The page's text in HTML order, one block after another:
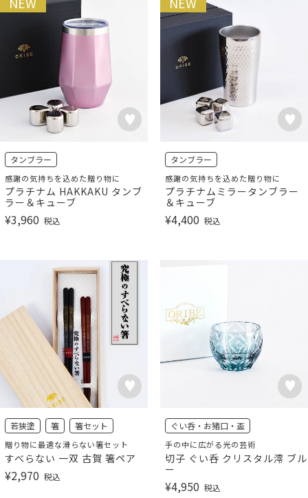
タンブラー
感謝の気持ちを込めた贈り物に
プラチナム HAKKAKU タンブ
ラー＆キューブ
¥3,960 税込
タンブラー
感謝の気持ちを込めた贈り物に
プラチナムミラータンブラー
＆キューブ
¥4,400 税込
若狭塗 箸 箸セット
贈り物に最適な滑らない箸セット
すべらない 一双 古賀 箸ペア
¥2,970 税込
ぐい呑・お猪口・盃
手の中に広がる光の芸術
切子 ぐい呑 クリスタル澪 ブル
ー
¥4,950 税込